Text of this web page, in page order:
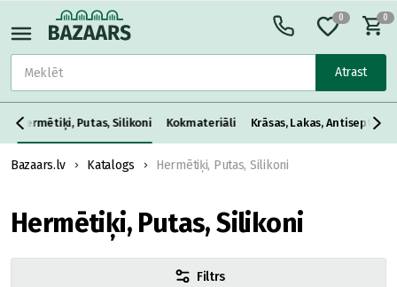
Atrast
0 0
Hermētiķi, Putas, Silikoni Kokmateriāli Krāsas, Lakas, Antiseptiķi,
Bazaars.lv Katalogs Hermētiķi, Putas, Silikoni
Hermētiķi, Putas, Silikoni
Filtrs